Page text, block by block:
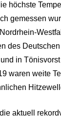
höchste
gemessen
des
in
waren weite
aktuell